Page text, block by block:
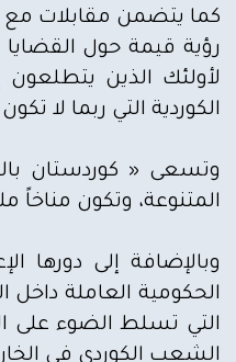
كما يتضمن مقابلات مع
رؤية قيمة حول القضايا
لأولئك الذين
الكوردية التي ربما لا
وتسعى « كوردستان
المتنوعة، وتكون
وبالإضافة إلى دورها
الحكومية العاملة
التي تسلط الضوء على
الشعب الكوردي في